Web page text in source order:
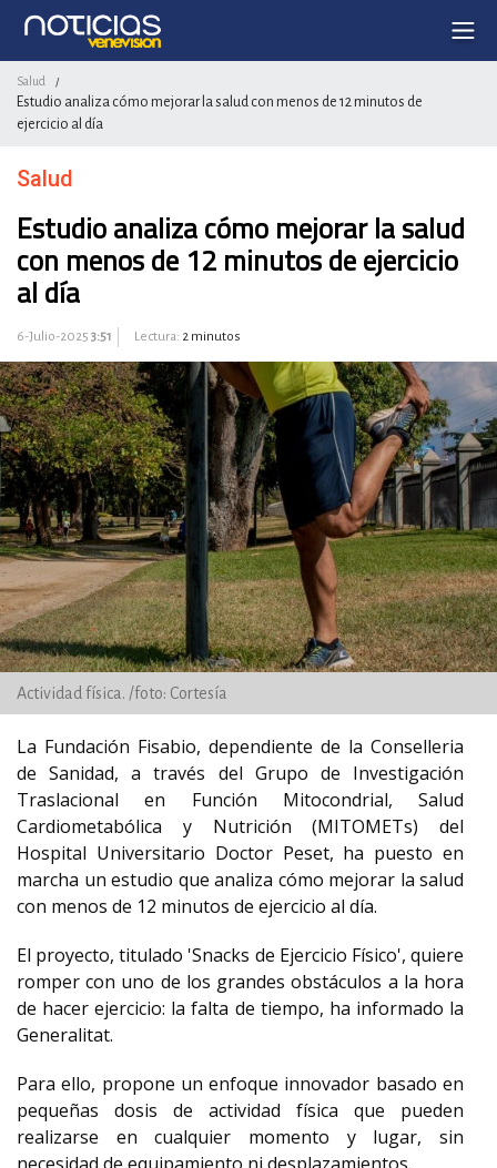
Salud /
Estudio analiza cómo mejorar la salud con menos de 12 minutos de
ejercicio al día
Salud
Estudio analiza cómo mejorar la salud
con menos de 12 minutos de ejercicio
al día
6-Julio-2025 3:51 Lectura: 2 minutos
Actividad física. /foto: Cortesía
La Fundación Fisabio, dependiente de la Conselleria
de Sanidad, a través del Grupo de Investigación
Traslacional en Función Mitocondrial, Salud
Cardiometabólica y Nutrición (MITOMETs) del
Hospital Universitario Doctor Peset, ha puesto en
marcha un estudio que analiza cómo mejorar la salud
con menos de 12 minutos de ejercicio al día.
El proyecto, titulado 'Snacks de Ejercicio Físico', quiere
romper con uno de los grandes obstáculos a la hora
de hacer ejercicio: la falta de tiempo, ha informado la
Generalitat.
Para ello, propone un enfoque innovador basado en
pequeñas dosis de actividad física que pueden
realizarse en cualquier momento y lugar, sin